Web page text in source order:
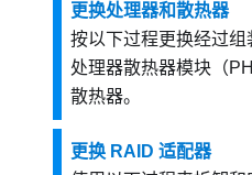
更换处理器和散热器
按以下过程更换经过
处理器散热器模块（
散热器。
更换 RAID 适配器